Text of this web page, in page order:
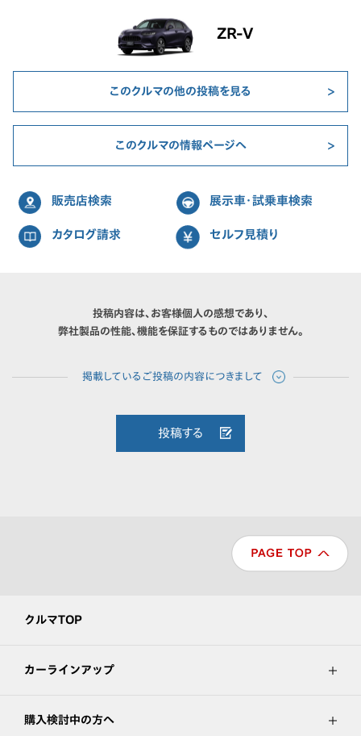
ZR-V
このクルマの他の投稿を見る
このクルマの情報ページへ
販売店検索 展示車・試乗車検索
カタログ請求 セルフ見積り
投稿内容は、お客様個人の感想であり、
弊社製品の性能、機能を保証するものではありません。
投稿する
クルマTOP
カーラインアップ
購入検討中の方へ